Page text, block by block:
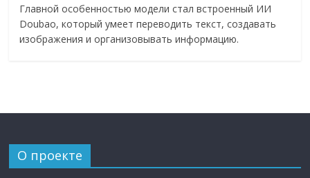
Главной особенностью модели стал встроенный ИИ
Doubao, который умеет переводить текст, создавать
изображения и организовывать информацию.
О проекте